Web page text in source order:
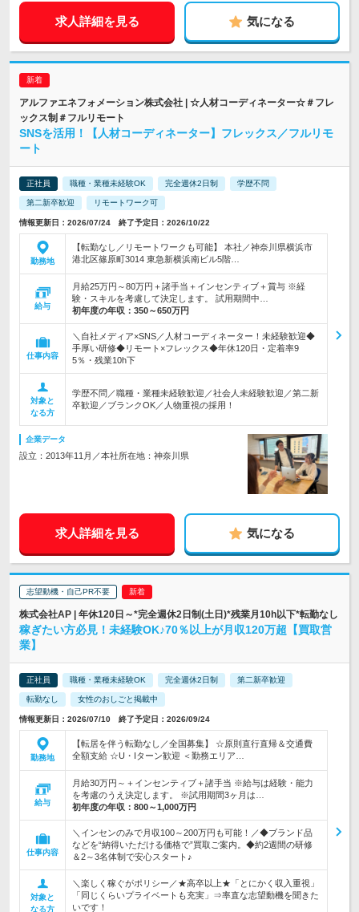
求人詳細を見る 気になる
アルファエネフォメーション株式会社 | ☆人材コーディネーター☆＃フレ
ックス制＃フルリモート
SNSを活用！【人材コーディネーター】フレックス／フルリモ
ート
正社員 職種・業種未経験OK 完全週休2日制 学歴不問
第二新卒歓迎 リモートワーク可
情報更新日：2026/07/24 終了予定日：2026/10/22
勤務地
【転勤なし／リモートワークも可能】 本社／神奈川県横浜市
港北区篠原町3014 東急新横浜南ビル5階…
給与
月給25万円～80万円＋諸手当＋インセンティブ＋賞与 ※経
験・スキルを考慮して決定します。 試用期間中…
初年度の年収： 350～650万円
仕事内容
＼自社メディア×SNS／人材コーディネーター！未経験歓迎◆
手厚い研修◆リモート×フレックス◆年休120日・定着率9
5％・残業10h下
対象と
なる方
学歴不問／職種・業種未経験歓迎／社会人未経験歓迎／第二新
卒歓迎／ブランクOK／人物重視の採用！
企業データ
設立：2013年11月／本社所在地：神奈川県
求人詳細を見る 気になる
志望動機・自己PR不要
株式会社AP | 年休120日～*完全週休2日制(土日)*残業月10h以下*転勤なし
稼ぎたい方必見！未経験OK♪70％以上が月収120万超【買取営
業】
正社員 職種・業種未経験OK 完全週休2日制 第二新卒歓迎
転勤なし 女性のおしごと掲載中
情報更新日：2026/07/10 終了予定日：2026/09/24
勤務地
【転居を伴う転勤なし／全国募集】 ☆原則直行直帰＆交通費
全額支給 ☆U・Iターン歓迎 ＜勤務エリア…
給与
月給30万円～＋インセンティブ＋諸手当 ※給与は経験・能力
を考慮のうえ決定します。 ※試用期間3ヶ月は…
初年度の年収： 800～1,000万円
仕事内容
＼インセンのみで月収100～200万円も可能！／◆ブランド品
などを“納得いただける価格で”買取ご案内。◆約2週間の研修
＆2～3名体制で安心スタート♪
対象と
なる方
＼楽しく稼ぐがポリシー／★高卒以上★「とにかく収入重視」
「同じくらいプライベートも充実」⇒率直な志望動機を聞きた
いです！